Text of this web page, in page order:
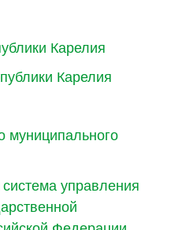
Карелия
Карелия
муниципального
управления